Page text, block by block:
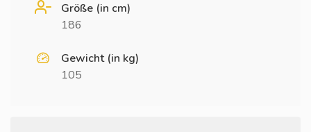
Größe (in cm)
186
Gewicht (in kg)
105